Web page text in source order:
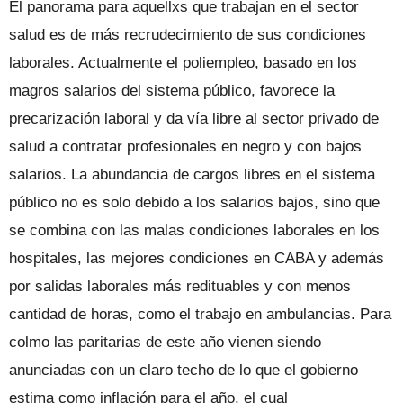
El panorama para aquellxs que trabajan en el sector
salud es de más recrudecimiento de sus condiciones
laborales. Actualmente el poliempleo, basado en los
magros salarios del sistema público, favorece la
precarización laboral y da vía libre al sector privado de
salud a contratar profesionales en negro y con bajos
salarios. La abundancia de cargos libres en el sistema
público no es solo debido a los salarios bajos, sino que
se combina con las malas condiciones laborales en los
hospitales, las mejores condiciones en CABA y además
por salidas laborales más redituables y con menos
cantidad de horas, como el trabajo en ambulancias. Para
colmo las paritarias de este año vienen siendo
anunciadas con un claro techo de lo que el gobierno
estima como inflación para el año, el cual